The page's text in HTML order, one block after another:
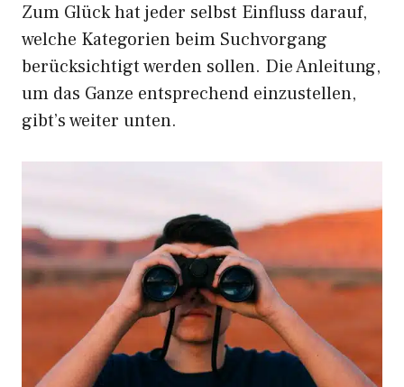
Zum Glück hat jeder selbst Einfluss darauf,
welche Kategorien beim Suchvorgang
berücksichtigt werden sollen. Die Anleitung,
um das Ganze entsprechend einzustellen,
gibt’s weiter unten.